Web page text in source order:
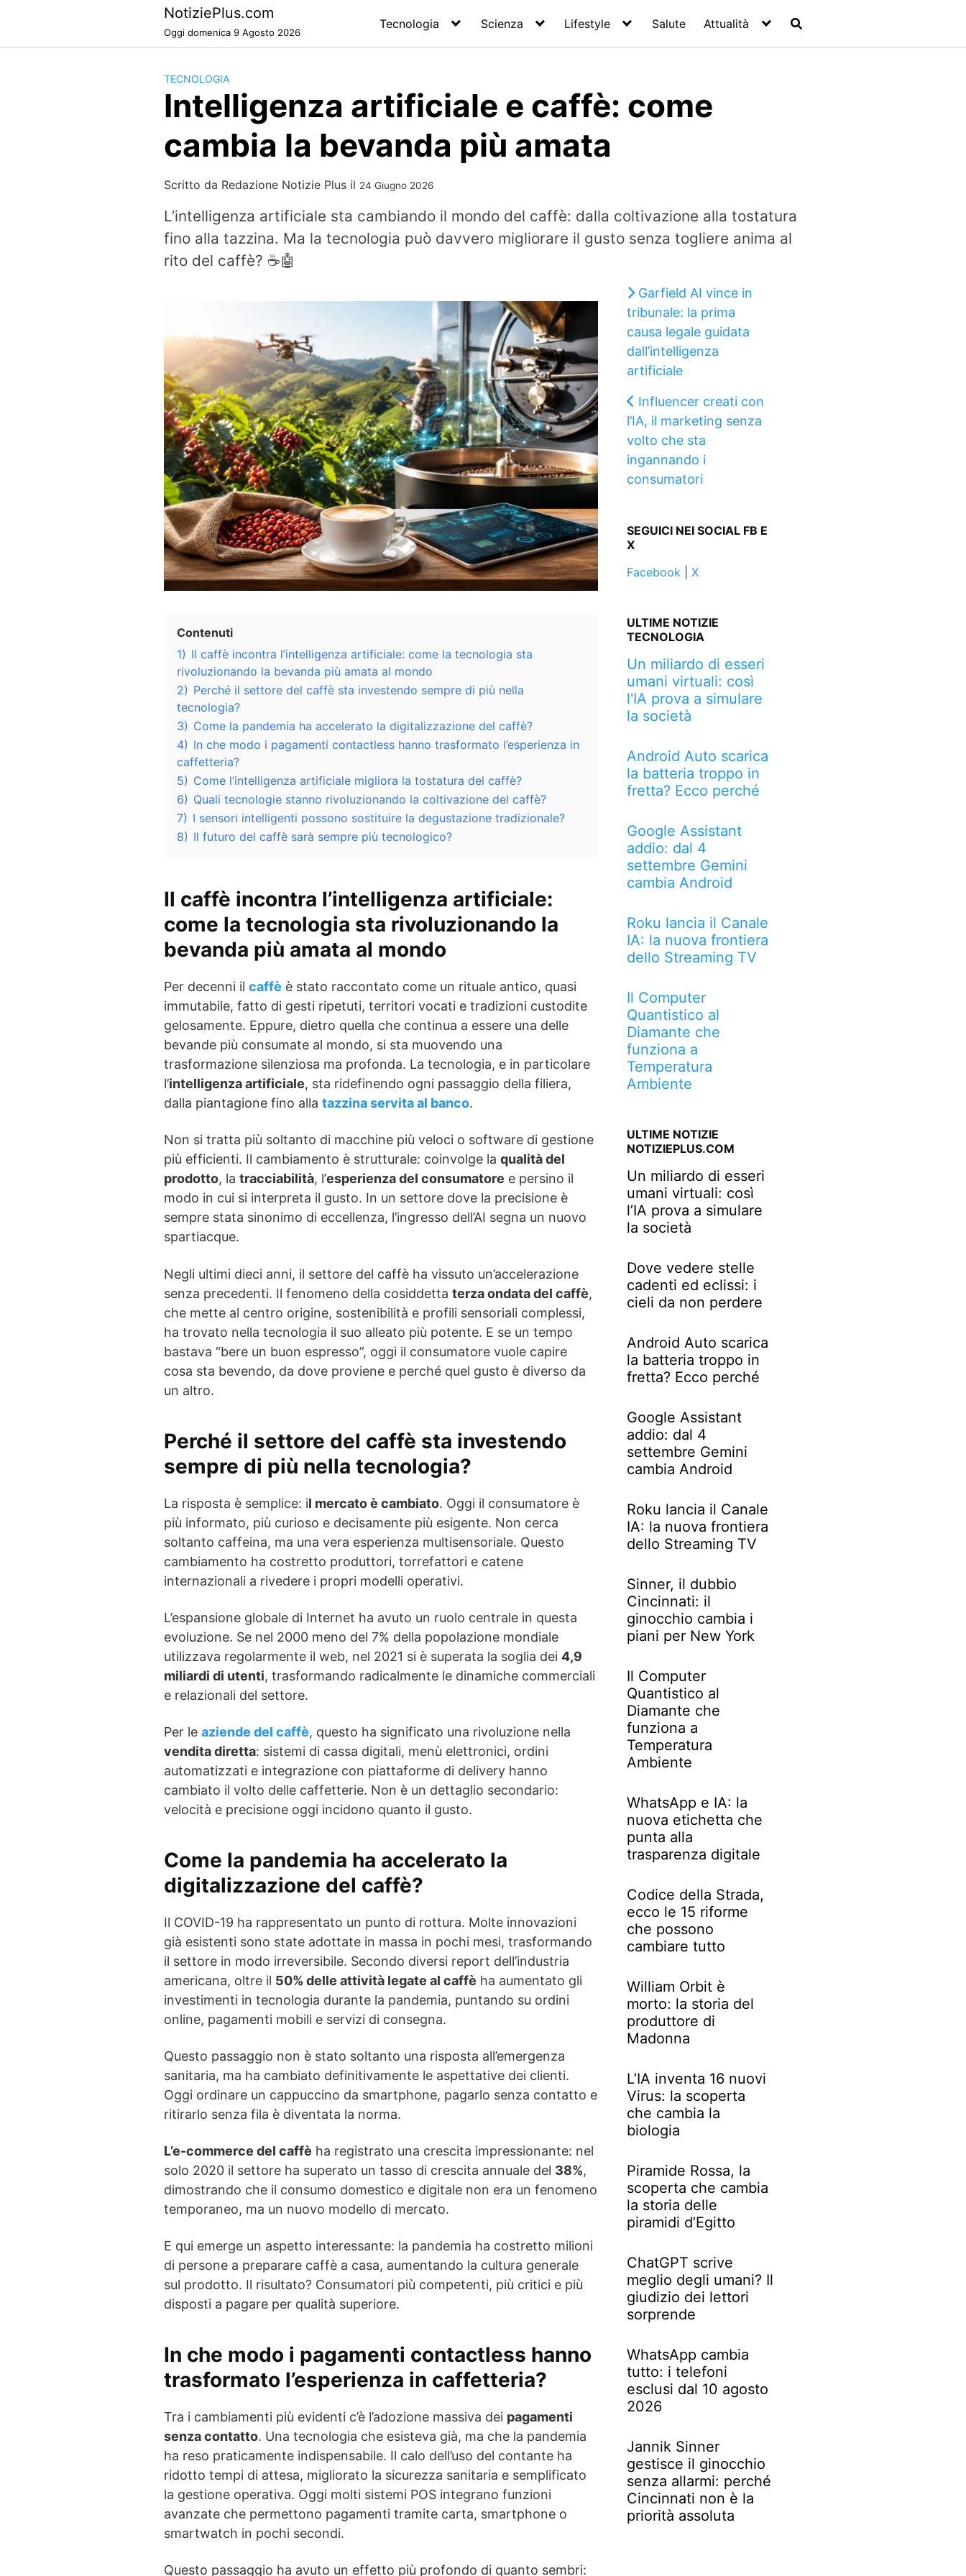
NotiziePlus.com
Oggi domenica 9 Agosto 2026
Tecnologia Scienza Lifestyle Salute Attualità
TECNOLOGIA
Intelligenza artificiale e caffè: come
cambia la bevanda più amata
Scritto da Redazione Notizie Plus il 24 Giugno 2026
L’intelligenza artificiale sta cambiando il mondo del caffè: dalla coltivazione alla tostatura
fino alla tazzina. Ma la tecnologia può davvero migliorare il gusto senza togliere anima al
rito del caffè? ☕🤖
Contenuti
1) Il caffè incontra l’intelligenza artificiale: come la tecnologia sta
rivoluzionando la bevanda più amata al mondo
2) Perché il settore del caffè sta investendo sempre di più nella
tecnologia?
3) Come la pandemia ha accelerato la digitalizzazione del caffè?
4) In che modo i pagamenti contactless hanno trasformato l’esperienza in
caffetteria?
5) Come l’intelligenza artificiale migliora la tostatura del caffè?
6) Quali tecnologie stanno rivoluzionando la coltivazione del caffè?
7) I sensori intelligenti possono sostituire la degustazione tradizionale?
8) Il futuro del caffè sarà sempre più tecnologico?
Il caffè incontra l’intelligenza artificiale:
come la tecnologia sta rivoluzionando la
bevanda più amata al mondo
Per decenni il caffè è stato raccontato come un rituale antico, quasi
immutabile, fatto di gesti ripetuti, territori vocati e tradizioni custodite
gelosamente. Eppure, dietro quella che continua a essere una delle
bevande più consumate al mondo, si sta muovendo una
trasformazione silenziosa ma profonda. La tecnologia, e in particolare
l’intelligenza artificiale, sta ridefinendo ogni passaggio della filiera,
dalla piantagione fino alla tazzina servita al banco.
Non si tratta più soltanto di macchine più veloci o software di gestione
più efficienti. Il cambiamento è strutturale: coinvolge la qualità del
prodotto, la tracciabilità, l’esperienza del consumatore e persino il
modo in cui si interpreta il gusto. In un settore dove la precisione è
sempre stata sinonimo di eccellenza, l’ingresso dell’AI segna un nuovo
spartiacque.
Negli ultimi dieci anni, il settore del caffè ha vissuto un’accelerazione
senza precedenti. Il fenomeno della cosiddetta terza ondata del caffè,
che mette al centro origine, sostenibilità e profili sensoriali complessi,
ha trovato nella tecnologia il suo alleato più potente. E se un tempo
bastava “bere un buon espresso”, oggi il consumatore vuole capire
cosa sta bevendo, da dove proviene e perché quel gusto è diverso da
un altro.
Perché il settore del caffè sta investendo
sempre di più nella tecnologia?
La risposta è semplice: il mercato è cambiato. Oggi il consumatore è
più informato, più curioso e decisamente più esigente. Non cerca
soltanto caffeina, ma una vera esperienza multisensoriale. Questo
cambiamento ha costretto produttori, torrefattori e catene
internazionali a rivedere i propri modelli operativi.
L’espansione globale di Internet ha avuto un ruolo centrale in questa
evoluzione. Se nel 2000 meno del 7% della popolazione mondiale
utilizzava regolarmente il web, nel 2021 si è superata la soglia dei 4,9
miliardi di utenti, trasformando radicalmente le dinamiche commerciali
e relazionali del settore.
Per le aziende del caffè, questo ha significato una rivoluzione nella
vendita diretta: sistemi di cassa digitali, menù elettronici, ordini
automatizzati e integrazione con piattaforme di delivery hanno
cambiato il volto delle caffetterie. Non è un dettaglio secondario:
velocità e precisione oggi incidono quanto il gusto.
Come la pandemia ha accelerato la
digitalizzazione del caffè?
Il COVID-19 ha rappresentato un punto di rottura. Molte innovazioni
già esistenti sono state adottate in massa in pochi mesi, trasformando
il settore in modo irreversibile. Secondo diversi report dell’industria
americana, oltre il 50% delle attività legate al caffè ha aumentato gli
investimenti in tecnologia durante la pandemia, puntando su ordini
online, pagamenti mobili e servizi di consegna.
Questo passaggio non è stato soltanto una risposta all’emergenza
sanitaria, ma ha cambiato definitivamente le aspettative dei clienti.
Oggi ordinare un cappuccino da smartphone, pagarlo senza contatto e
ritirarlo senza fila è diventata la norma.
L’e-commerce del caffè ha registrato una crescita impressionante: nel
solo 2020 il settore ha superato un tasso di crescita annuale del 38%,
dimostrando che il consumo domestico e digitale non era un fenomeno
temporaneo, ma un nuovo modello di mercato.
E qui emerge un aspetto interessante: la pandemia ha costretto milioni
di persone a preparare caffè a casa, aumentando la cultura generale
sul prodotto. Il risultato? Consumatori più competenti, più critici e più
disposti a pagare per qualità superiore.
In che modo i pagamenti contactless hanno
trasformato l’esperienza in caffetteria?
Tra i cambiamenti più evidenti c’è l’adozione massiva dei pagamenti
senza contatto. Una tecnologia che esisteva già, ma che la pandemia
ha reso praticamente indispensabile. Il calo dell’uso del contante ha
ridotto tempi di attesa, migliorato la sicurezza sanitaria e semplificato
la gestione operativa. Oggi molti sistemi POS integrano funzioni
avanzate che permettono pagamenti tramite carta, smartphone o
smartwatch in pochi secondi.
Questo passaggio ha avuto un effetto più profondo di quanto sembri:
Garfield AI vince in
tribunale: la prima
causa legale guidata
dall’intelligenza
artificiale
Influencer creati con
l’IA, il marketing senza
volto che sta
ingannando i
consumatori
SEGUICI NEI SOCIAL FB E
X
Facebook| X
ULTIME NOTIZIE
TECNOLOGIA
Un miliardo di esseri
umani virtuali: così
l'IA prova a simulare
la società
Android Auto scarica
la batteria troppo in
fretta? Ecco perché
Google Assistant
addio: dal 4
settembre Gemini
cambia Android
Roku lancia il Canale
IA: la nuova frontiera
dello Streaming TV
Il Computer
Quantistico al
Diamante che
funziona a
Temperatura
Ambiente
ULTIME NOTIZIE
NOTIZIEPLUS.COM
Un miliardo di esseri
umani virtuali: così
l’IA prova a simulare
la società
Dove vedere stelle
cadenti ed eclissi: i
cieli da non perdere
Android Auto scarica
la batteria troppo in
fretta? Ecco perché
Google Assistant
addio: dal 4
settembre Gemini
cambia Android
Roku lancia il Canale
IA: la nuova frontiera
dello Streaming TV
Sinner, il dubbio
Cincinnati: il
ginocchio cambia i
piani per New York
Il Computer
Quantistico al
Diamante che
funziona a
Temperatura
Ambiente
WhatsApp e IA: la
nuova etichetta che
punta alla
trasparenza digitale
Codice della Strada,
ecco le 15 riforme
che possono
cambiare tutto
William Orbit è
morto: la storia del
produttore di
Madonna
L’IA inventa 16 nuovi
Virus: la scoperta
che cambia la
biologia
Piramide Rossa, la
scoperta che cambia
la storia delle
piramidi d’Egitto
ChatGPT scrive
meglio degli umani? Il
giudizio dei lettori
sorprende
WhatsApp cambia
tutto: i telefoni
esclusi dal 10 agosto
2026
Jannik Sinner
gestisce il ginocchio
senza allarmi: perché
Cincinnati non è la
priorità assoluta